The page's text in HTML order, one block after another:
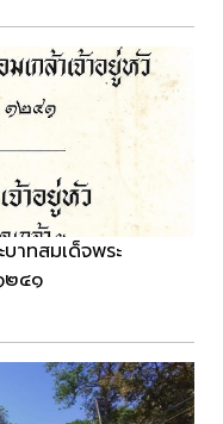
าทสมเด็จพระ
๒๔๑